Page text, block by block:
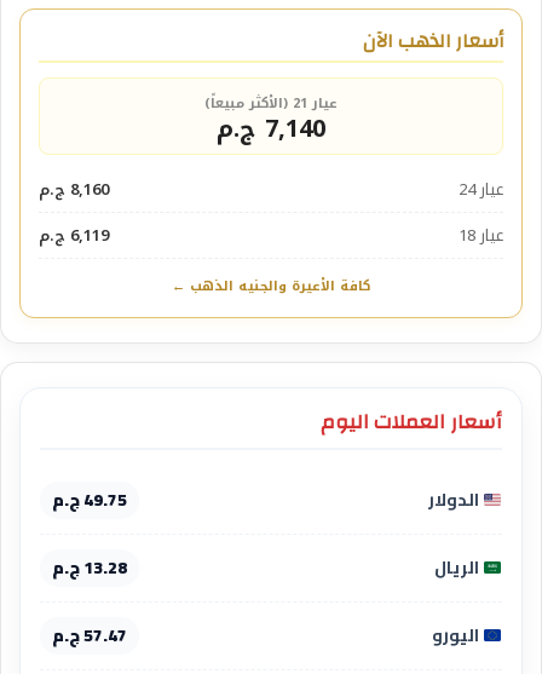
أسعار الذهب الآن
عيار 21 (الأكثر مبيعاً)
7,140 ج.م
عيار 24
8,160 ج.م
عيار 18
6,119 ج.م
كافة الأعيرة والجنيه الذهب ←
أسعار العملات اليوم
الدولار 49.75 ج.م
الريال 13.28 ج.م
اليورو 57.47 ج.م